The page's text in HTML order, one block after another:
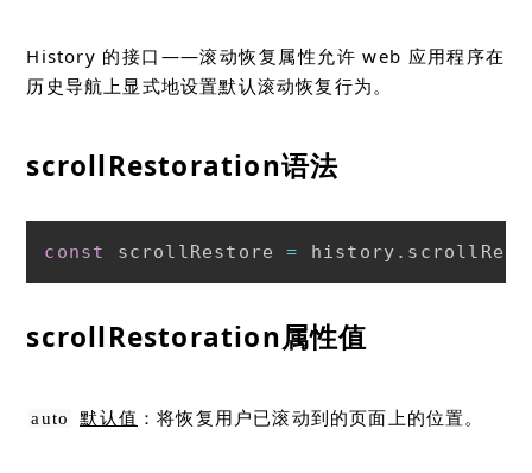
History 的接口——滚动恢复属性允许 web 应用程序在
历史导航上显式地设置默认滚动恢复行为。
scrollRestoration语法
const scrollRestore = history .
scrollRestoration属性值
auto 默认值 ：将恢复用户已滚动到的页面上的位置。